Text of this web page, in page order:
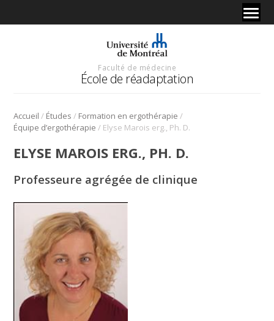
Faculté de médecine
École de réadaptation
Accueil / Études / Formation en ergothérapie /
Équipe d’ergothérapie / Elyse Marois erg., Ph. D.
ELYSE MAROIS ERG., PH. D.
Professeure agrégée de clinique